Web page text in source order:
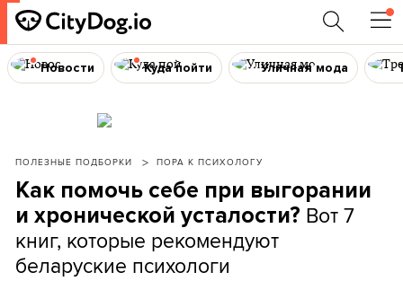
Новости Куда пойти Уличная мода
ПОЛЕЗНЫЕ ПОДБОРКИ ПОРА К ПСИХОЛОГУ
Как помочь себе при выгорании
и хронической усталости? Вот 7
книг, которые рекомендуют
беларуские психологи